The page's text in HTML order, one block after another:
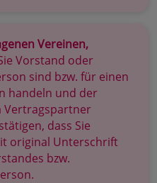
Vereinen,
Vorstand oder
sind bzw. für einen
handeln und der
Vertragspartner
dass Sie
original Unterschrift
bzw.